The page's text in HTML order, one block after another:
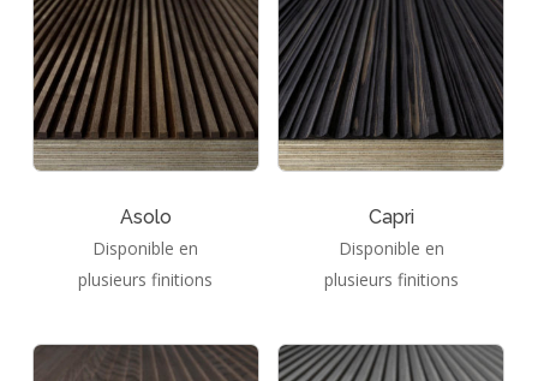
Asolo
Disponible en
plusieurs finitions
Capri
Disponible en
plusieurs finitions